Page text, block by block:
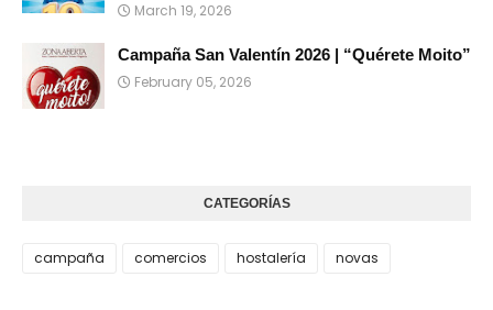
March 19, 2026
Campaña San Valentín 2026 | “Quérete Moito”
February 05, 2026
CATEGORÍAS
campaña comercios hostalería novas